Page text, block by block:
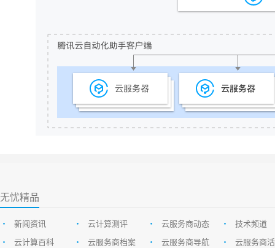
无忧精品
• 新闻资讯 • 云计算测评 • 云服务商动态 •
技术频道
•
云计算百科 • 云服务商档案 • 云服务商导航 •
云服务商